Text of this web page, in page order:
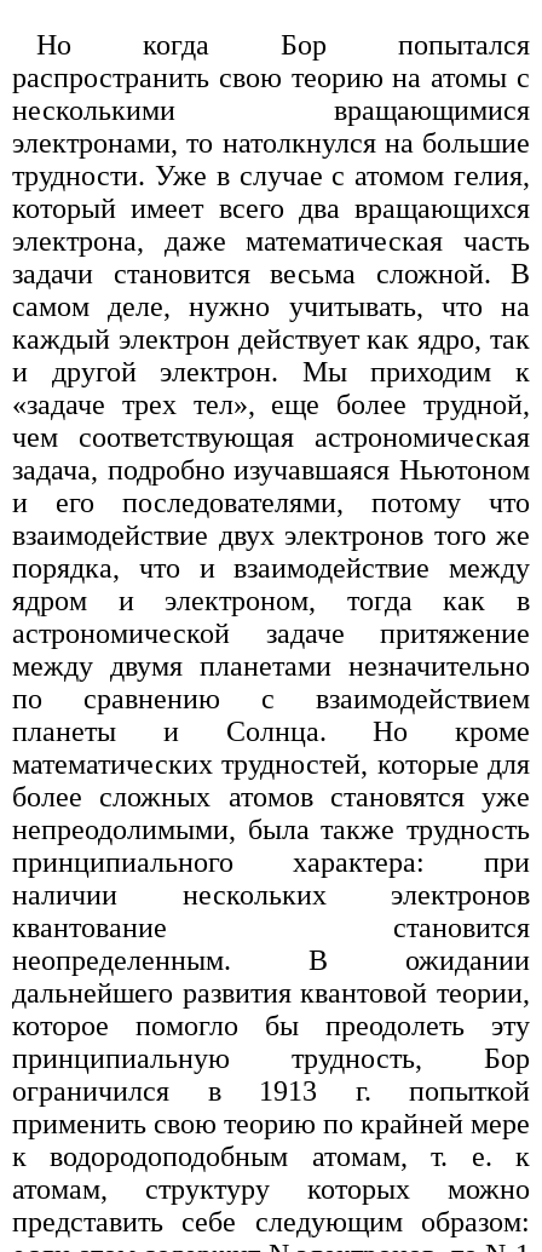
Но когда Бор попытался
распространить свою теорию на атомы с
несколькими вращающимися
электронами, то натолкнулся на большие
трудности. Уже в случае с атомом гелия,
который имеет всего два вращающихся
электрона, даже математическая часть
задачи становится весьма сложной. В
самом деле, нужно учитывать, что на
каждый электрон действует как ядро, так
и другой электрон. Мы приходим к
«задаче трех тел», еще более трудной,
чем соответствующая астрономическая
задача, подробно изучавшаяся Ньютоном
и его последователями, потому что
взаимодействие двух электронов того же
порядка, что и взаимодействие между
ядром и электроном, тогда как в
астрономической задаче притяжение
между двумя планетами незначительно
по сравнению с взаимодействием
планеты и Солнца. Но кроме
математических трудностей, которые для
более сложных атомов становятся уже
непреодолимыми, была также трудность
принципиального характера: при
наличии нескольких электронов
квантование становится
неопределенным. В ожидании
дальнейшего развития квантовой теории,
которое помогло бы преодолеть эту
принципиальную трудность, Бор
ограничился в 1913 г. попыткой
применить свою теорию по крайней мере
к водородоподобным атомам, т. е. к
атомам, структуру которых можно
представить себе следующим образом: